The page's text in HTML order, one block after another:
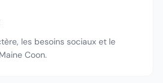
les besoins sociaux et le
Coon.